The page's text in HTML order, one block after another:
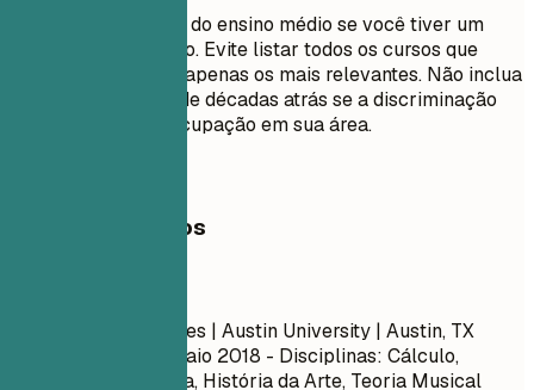
Não inclua detalhes do ensino médio se você tiver um
diploma universitário. Evite listar todos os cursos que
você fez; selecione apenas os mais relevantes. Não inclua
datas de formatura de décadas atrás se a discriminação
etária for uma preocupação em sua área.
Exemplos práticos
Bacharelado em Artes | Austin University | Austin, TX
Setembro 2014 – Maio 2018 - Disciplinas: Cálculo,
Literatura, Psicologia, História da Arte, Teoria Musical